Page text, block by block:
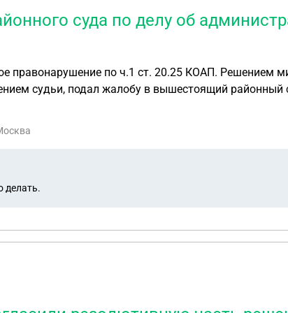
суда по делу об
правонарушение по ч.1 ст. 20.25 КОАП. Решением
в городе Москва. Районный суд оставил жалобу без
судьи. Решение вступило в силу. Могу ли я опротестовать
Решение хранилось в суде и невыдалось на руки.
делать.